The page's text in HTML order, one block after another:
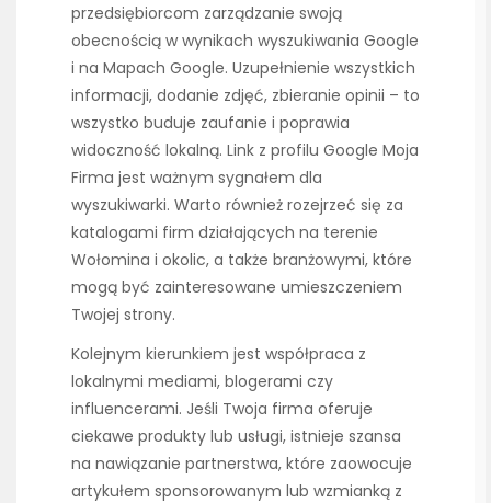
przedsiębiorcom zarządzanie swoją
obecnością w wynikach wyszukiwania Google
i na Mapach Google. Uzupełnienie wszystkich
informacji, dodanie zdjęć, zbieranie opinii – to
wszystko buduje zaufanie i poprawia
widoczność lokalną. Link z profilu Google Moja
Firma jest ważnym sygnałem dla
wyszukiwarki. Warto również rozejrzeć się za
katalogami firm działających na terenie
Wołomina i okolic, a także branżowymi, które
mogą być zainteresowane umieszczeniem
Twojej strony.
Kolejnym kierunkiem jest współpraca z
lokalnymi mediami, blogerami czy
influencerami. Jeśli Twoja firma oferuje
ciekawe produkty lub usługi, istnieje szansa
na nawiązanie partnerstwa, które zaowocuje
artykułem sponsorowanym lub wzmianką z